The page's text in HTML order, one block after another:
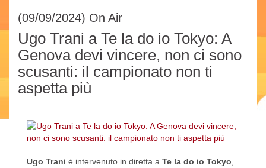
(09/09/2024) On Air
Ugo Trani a Te la do io Tokyo: A
Genova devi vincere, non ci sono
scusanti: il campionato non ti
aspetta più
Ugo Trani è intervenuto in diretta a Te la do io Tokyo,